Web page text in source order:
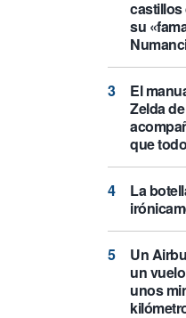
castillos
su
El
Zelda
que
La
Un
un
unos